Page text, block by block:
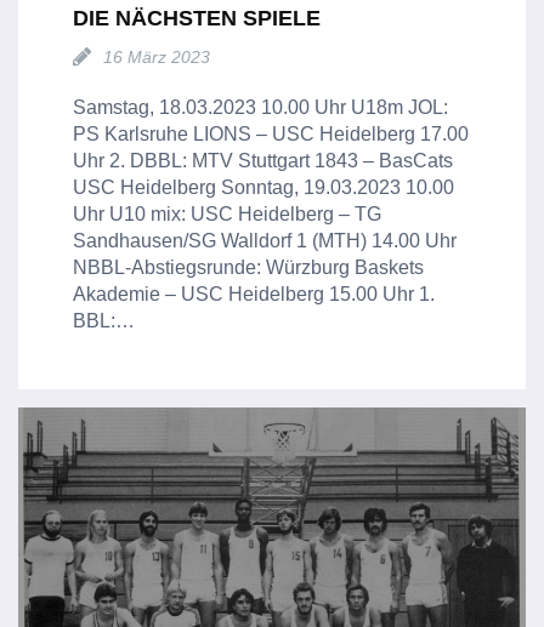
DIE NÄCHSTEN SPIELE
16 März 2023
Samstag, 18.03.2023 10.00 Uhr U18m JOL:
PS Karlsruhe LIONS – USC Heidelberg 17.00
Uhr 2. DBBL: MTV Stuttgart 1843 – BasCats
USC Heidelberg Sonntag, 19.03.2023 10.00
Uhr U10 mix: USC Heidelberg – TG
Sandhausen/SG Walldorf 1 (MTH) 14.00 Uhr
NBBL-Abstiegsrunde: Würzburg Baskets
Akademie – USC Heidelberg 15.00 Uhr 1.
BBL:…